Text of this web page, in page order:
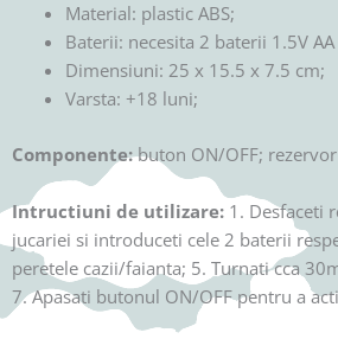
Material: plastic ABS;
Baterii: necesita 2 baterii 1.5V
Dimensiuni: 25 x 15.5 x 7.5 cm;
Varsta: +18 luni;
Componente:buton ON/OFF;
Intructiuni de utilizare: 1. Desfaceti
jucariei si introduceti cele 2 baterii
peretele cazii/faianta; 5. Turnati cca
7. Apasati butonul ON/OFF pentru a